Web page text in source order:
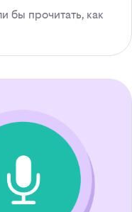
бы прочитать, как